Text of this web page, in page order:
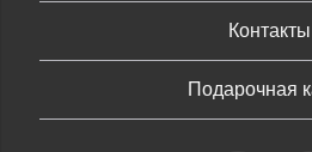
Контакты
Подарочная